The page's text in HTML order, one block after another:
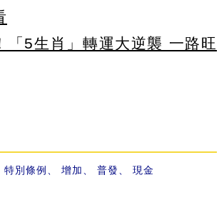
「5生肖」轉運大逆襲 一路旺
特別條例 、 增加、 普發、 現金